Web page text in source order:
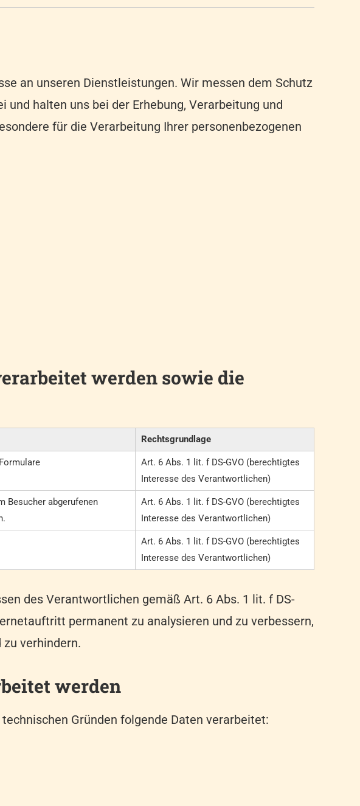
an unseren Dienstleistungen. Wir messen dem Schutz
halten uns bei der Erhebung, Verarbeitung und
für die Verarbeitung Ihrer personenbezogenen
werden sowie die
Rechtsgrundlage
Art. 6 Abs. 1 lit. f DS-GVO (berechtigtes
Interesse des Verantwortlichen)
Besucher abgerufenen
Art. 6 Abs. 1 lit. f DS-GVO (berechtigtes
Interesse des Verantwortlichen)
Art. 6 Abs. 1 lit. f DS-GVO (berechtigtes
Interesse des Verantwortlichen)
des Verantwortlichen gemäß Art. 6 Abs. 1 lit. f DS-
permanent zu analysieren und zu verbessern,
verhindern.
werden
Gründen folgende Daten verarbeitet: